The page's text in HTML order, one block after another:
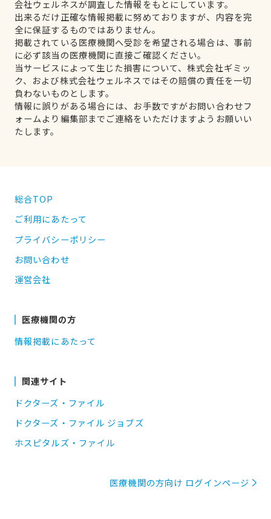
会社ウェルネスが調査した情報をもとにしています。
出来るだけ正確な情報掲載に努めておりますが、内容を完
全に保証するものではありません。
掲載されている医療機関へ受診を希望される場合は、事前
に必ず該当の医療機関に直接ご確認ください。
当サービスによって生じた損害について、株式会社ギミッ
ク、および株式会社ウェルネスではその賠償の責任を一切
負わないものとします。
情報に誤りがある場合には、お手数ですがお問い合わせフ
ォームより編集部までご連絡をいただけますようお願いい
たします。
総合TOP
ご利用にあたって
プライバシーポリシー
お問い合わせ
運営会社
医療機関の方
情報掲載にあたって
関連サイト
ドクターズ・ファイル
ドクターズ・ファイル ジョブズ
ホスピタルズ・ファイル
医療機関の方向け ログインページ